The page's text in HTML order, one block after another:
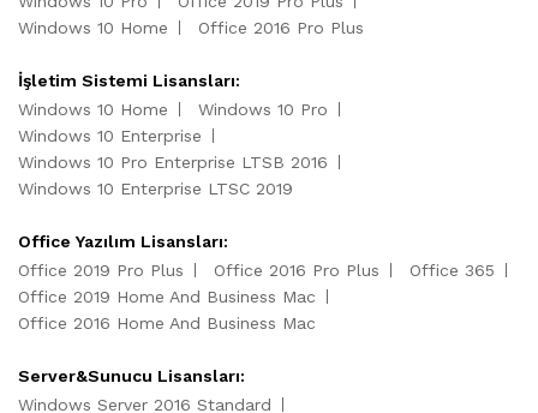
Windows 10 Home
Office 2016 Pro Plus
İşletim Sistemi Lisansları:
Windows 10 Home
Windows 10 Pro
Windows 10 Enterprise
Windows 10 Pro Enterprise LTSB 2016
Windows 10 Enterprise LTSC 2019
Office Yazılım Lisansları:
Office 2019 Pro Plus
Office 2016 Pro Plus
Office 365
Office 2019 Home And Business Mac
Office 2016 Home And Business Mac
Server&Sunucu Lisansları:
Windows Server 2016 Standard